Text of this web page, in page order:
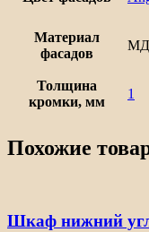
Материал
фасадов
Толщина
кромки, мм
1
Похожие
Шкаф нижний